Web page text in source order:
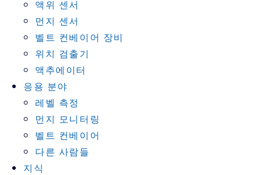
액위 센서
먼지 센서
벨트 컨베이어 장비
위치 검출기
액추에이터
응용 분야
레벨 측정
먼지 모니터링
벨트 컨베이어
다른 사람들
지식